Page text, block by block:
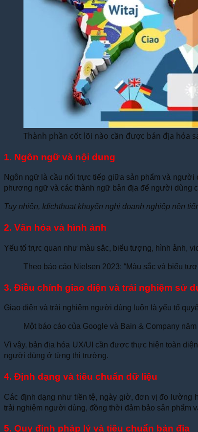
Thành phần cốt lõi nào cần được bản địa hóa
1. Ngôn ngữ và nội dung
Ngôn ngữ là cầu nối trực tiếp giữa sản phẩm và
phương ngữ và các thành ngữ bản địa để người dùng
Tuy nhiên, Idichthuat khuyến nghị doanh nghiệp nên
2. Văn hóa và hình ảnh
Yếu tố trực quan như màu sắc, biểu tượng, hình ảnh,
Theo báo cáo Nielsen 2023: “Màu sắc và biểu
3. Điều chỉnh giao diện và trải nghiệm sử
Giao diện và trải nghiệm người dùng luôn là yếu tố
Một báo cáo của Google và Bain & Company
Vì vậy, bản địa hóa UX/UI cần được thực hiện toàn
người dùng ở từng thị trường.
4. Định dạng và tiêu chuẩn dữ liệu
Các định dạng như tiền tệ, ngày giờ, đơn vị đo lường
trải nghiệm người dùng, đồng thời đảm bảo sản phẩm
5. Quy định pháp lý và tiêu chuẩn bản địa